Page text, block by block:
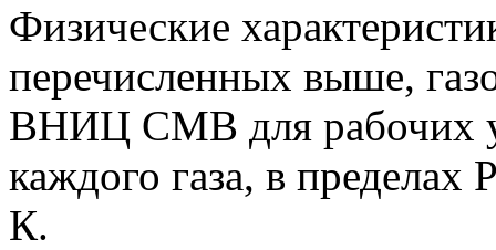
Физические
перечисленных выше,
ВНИЦ СМВ для рабочих
каждого газа, в
К.